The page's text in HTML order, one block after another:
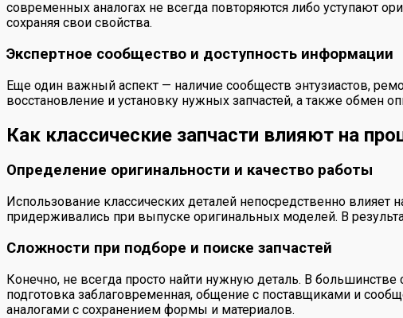
современных аналогах не всегда повторяются либо уступают
сохраняя свои свойства.
Экспертное сообщество и доступность информации
Еще один важный аспект — наличие сообществ энтузиастов,
восстановление и установку нужных запчастей, а также обмен
Как классические запчасти влияют на
Определение оригинальности и качество работы
Использование классических деталей непосредственно влияет
придерживались при выпуске оригинальных моделей. В
Сложности при подборе и поиске запчастей
Конечно, не всегда просто найти нужную деталь. В
подготовка заблаговременная, общение с поставщиками и
аналогами с сохранением формы и материалов.